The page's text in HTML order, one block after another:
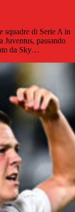
squadre di Serie A in
Juventus, passando
da Sky…